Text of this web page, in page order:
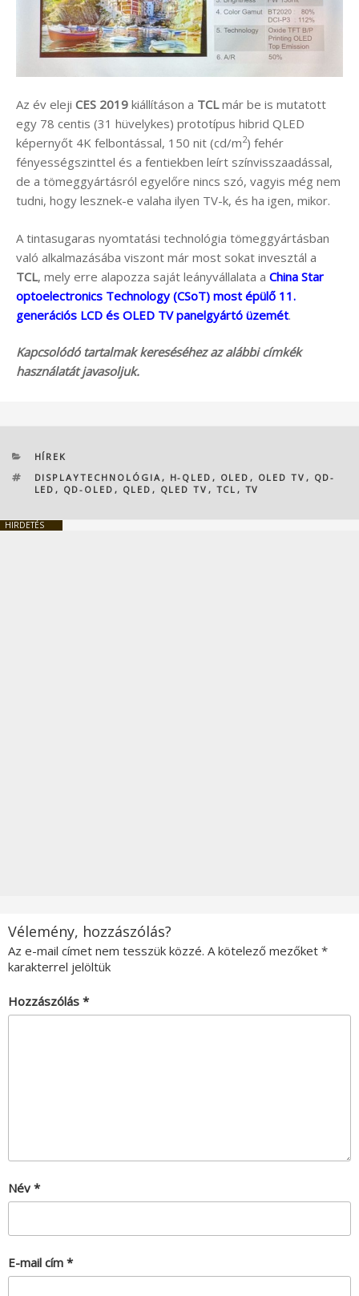
Az év eleji CES 2019 kiállításon a TCLmár be is mutatott
egy 78 centis (31 hüvelykes) prototípus hibrid QLED
képernyőt 4K felbontással, 150 nit (cd/m2) fehér
fényességszinttel és a fentiekben leírt színvisszaadással,
de a tömeggyártásról egyelőre nincs szó, vagyis még nem
tudni, hogy lesznek-e valaha ilyen TV-k, és ha igen, mikor.
A tintasugaras nyomtatási technológia tömeggyártásban
való alkalmazásába viszont már most sokat invesztál a
TCL, mely erre alapozza saját leányvállalata a China Star
optoelectronics Technology (CSoT) most épülő 11.
generációs LCD és OLED TV panelgyártó üzemét.
Kapcsolódó tartalmak kereséséhez az alábbi címkék
használatát javasoljuk.
KATEGÓRIÁK
HÍREK
CÍMKÉK
DISPLAYTECHNOLÓGIA , H-QLED , OLED , OLED TV , QD-
LED , QD-OLED , QLED , QLED TV , TCL , TV
HIRDETÉS
Vélemény, hozzászólás?
Az e-mail címet nem tesszük közzé. A kötelező mezőket *
karakterrel jelöltük
Hozzászólás *
Név *
E-mail cím *